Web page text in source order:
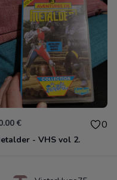
€ 0
- VHS vol 2.